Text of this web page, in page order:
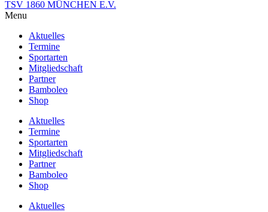
TSV 1860 MÜNCHEN E.V.
Menu
Aktuelles
Termine
Sportarten
Mitgliedschaft
Partner
Bamboleo
Shop
Aktuelles
Termine
Sportarten
Mitgliedschaft
Partner
Bamboleo
Shop
Aktuelles